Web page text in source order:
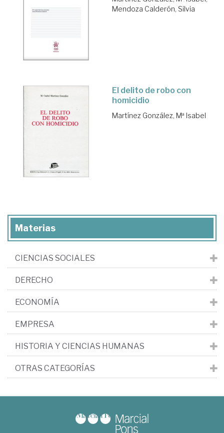
Mendoza Calderón, Silvia
El delito de robo con
homicidio
Martínez González, Mª Isabel
Materias
CIENCIAS SOCIALES
DERECHO
ECONOMÍA
EMPRESA
HISTORIA Y CIENCIAS HUMANAS
OTRAS CATEGORÍAS